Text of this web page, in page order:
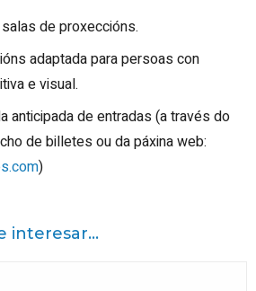
de proxeccións.
adaptada para persoas con
e visual.
anticipada de entradas (a través do
de billetes ou da páxina web:
)
interesar...